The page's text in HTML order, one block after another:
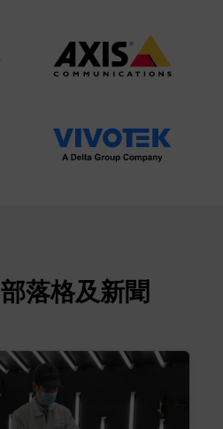
落格及新聞